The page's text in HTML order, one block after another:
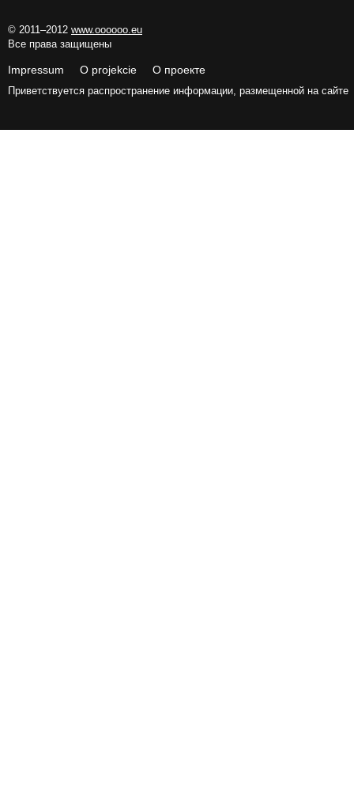
© 2011–2012 www.oooooo.eu
Все права защищены
Impressum O projekcie О проекте
Приветствуется распространение информации, размещенной на сайте